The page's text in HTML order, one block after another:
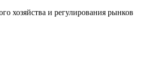
хозяйства и регулирования рынков